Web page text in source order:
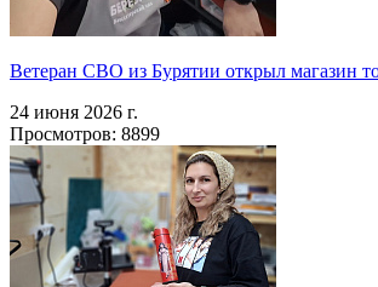
Ветеран СВО из Бурятии открыл магазин
24 июня 2026 г.
Просмотров: 8899